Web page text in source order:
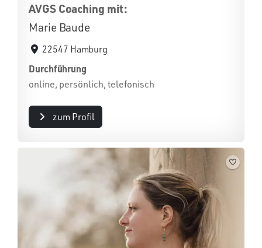
AVGS Coaching mit:
Marie Baude
22547 Hamburg
Durchführung
online, persönlich, telefonisch
zum Profil